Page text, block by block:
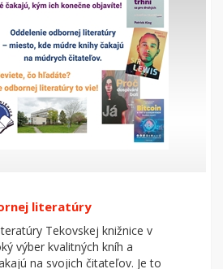
literatúry
Tekovskej knižnice v
výber kvalitných kníh a
na svojich čitateľov. Je to